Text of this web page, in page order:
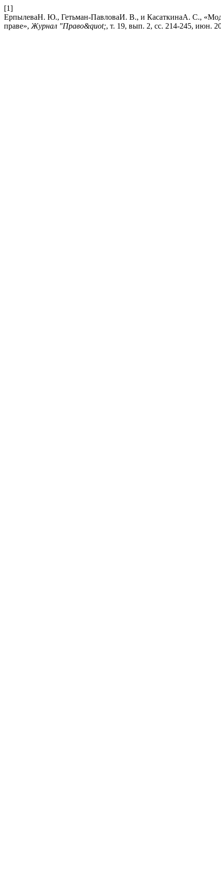
[1]
ЕрпылеваН. Ю., Гетьман-ПавловаИ. В., и КасаткинаА. С.,
праве», Журнал "Право&quot;, т. 19, вып. 2, сс. 214-245, июн.